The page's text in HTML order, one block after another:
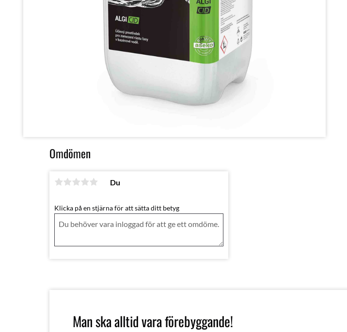
Man ska alltid vara förebyggande!
Omdömen
Du
Klicka på en stjärna för att sätta ditt betyg